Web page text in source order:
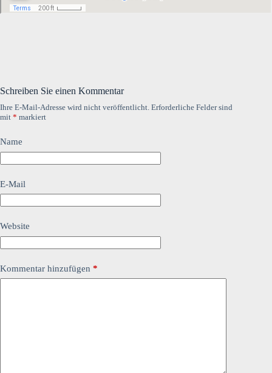
Schreiben Sie einen Kommentar
Ihre E-Mail-Adresse wird nicht veröffentlicht. Erforderliche Felder sind
mit * markiert
Name
E-Mail
Website
Kommentar hinzufügen *